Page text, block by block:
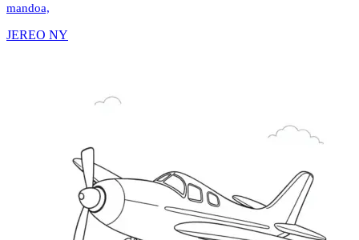
mandoa,
JEREO NY